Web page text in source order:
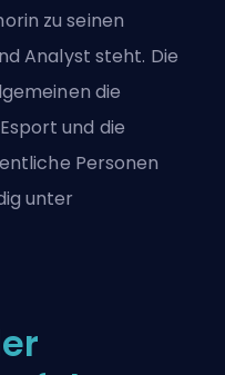
zu seinen
Analyst steht. Die
die
und die
Personen
unter